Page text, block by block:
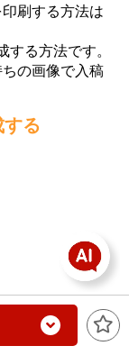
刷する方法は
る方法です。
の画像で入稿
る